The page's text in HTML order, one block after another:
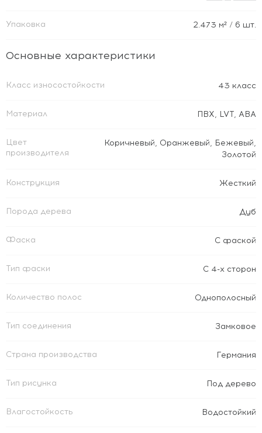
Упаковка 2.473 м² / 6 шт.
Основные характеристики
Класс износостойкости 43 класс
Материал ПВХ, LVT, ABA
Цвет
производителя
Коричневый, Оранжевый, Бежевый,
Золотой
Конструкция Жесткий
Порода дерева Дуб
Фаска С фаской
Тип фаски С 4-х сторон
Количество полос Однополосный
Тип соединения Замковое
Страна производства Германия
Тип рисунка Под дерево
Влагостойкость Водостойкий